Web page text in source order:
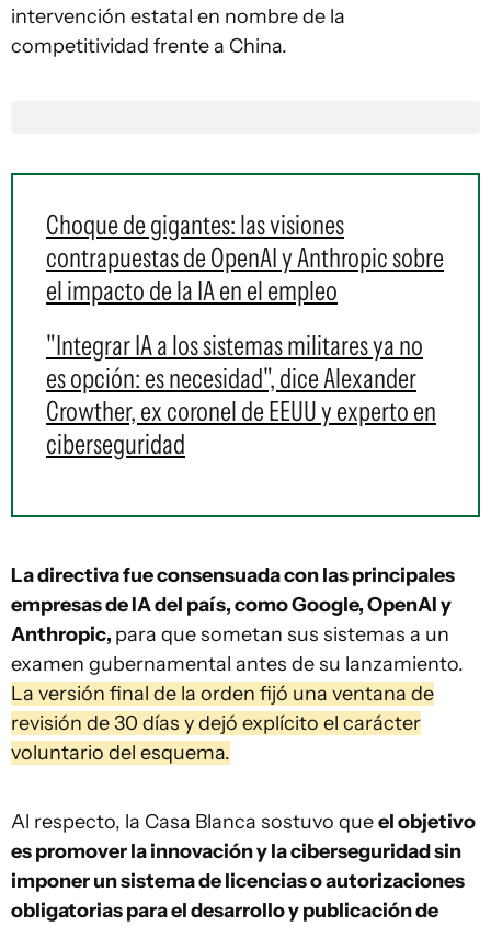
intervención estatal en nombre de la
competitividad frente a China.
Choque de gigantes: las visiones
contrapuestas de OpenAI y Anthropic sobre
el impacto de la IA en el empleo
"Integrar IA a los sistemas militares ya no
es opción: es necesidad", dice Alexander
Crowther, ex coronel de EEUU y experto en
ciberseguridad
La directiva fue consensuada con las principales
empresas de IA del país, como Google, OpenAI y
Anthropic, para que sometan sus sistemas a un
examen gubernamental antes de su lanzamiento.
La versión final de la orden fijó una ventana de
revisión de 30 días y dejó explícito el carácter
voluntario del esquema.
Al respecto, la Casa Blanca sostuvo queel objetivo
es promover la innovación y la ciberseguridad sin
imponer un sistema de licencias o autorizaciones
obligatorias para el desarrollo y publicación de